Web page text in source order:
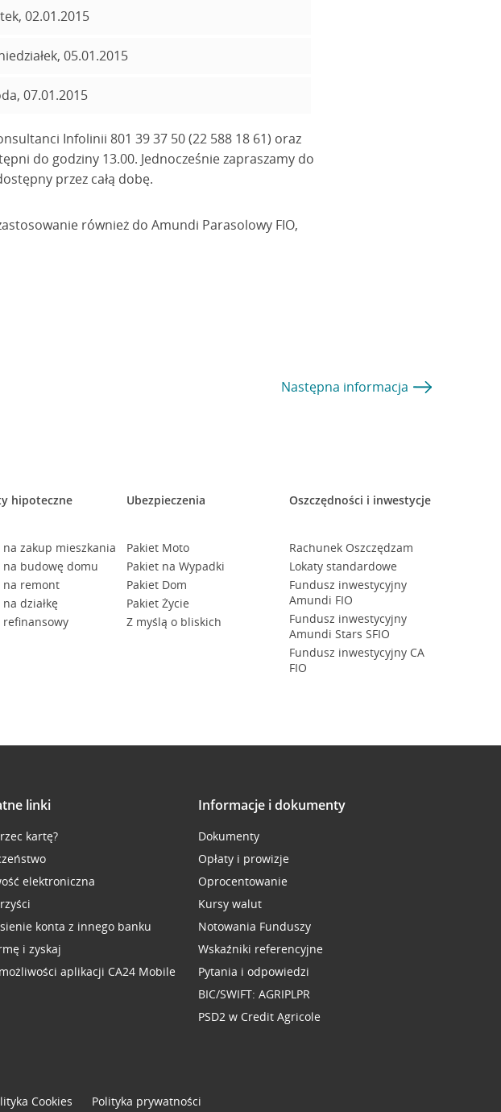
02.01.2015
05.01.2015
07.01.2015
Infolinii 801 39 37 50 (22 588 18 61) oraz
do godziny 13.00. Jednocześnie zapraszamy do
przez całą dobę.
również do Amundi Parasolowy FIO,
Następna informacja
hipoteczne
na zakup mieszkania
na budowę domu
na remont
działkę
refinansowy
Ubezpieczenia
Pakiet Moto
Pakiet na Wypadki
Pakiet Dom
Pakiet Życie
Z myślą o bliskich
Oszczędności i inwestycje
Rachunek Oszczędzam
Lokaty standardowe
Fundusz inwestycyjny
Amundi FIO
Fundusz inwestycyjny
Amundi Stars SFIO
Fundusz inwestycyjny CA
FIO
linki
kartę?
elektroniczna
konta z innego banku
i zyskaj
aplikacji CA24 Mobile
Informacje i dokumenty
Dokumenty
Opłaty i prowizje
Oprocentowanie
Kursy walut
Notowania Funduszy
Wskaźniki referencyjne
Pytania i odpowiedzi
BIC/SWIFT: AGRIPLPR
PSD2 w Credit Agricole
Cookies Polityka prywatności